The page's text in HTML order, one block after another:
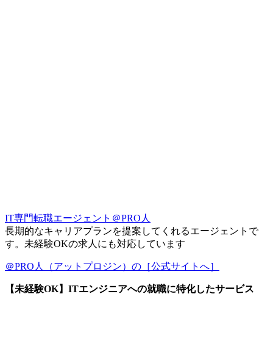
IT専門転職エージェント＠PRO人
長期的なキャリアプランを提案してくれるエージェントで
す。未経験OKの求人にも対応しています
＠PRO人（アットプロジン）の［公式サイトへ］
【未経験OK】ITエンジニアへの就職に特化したサービス